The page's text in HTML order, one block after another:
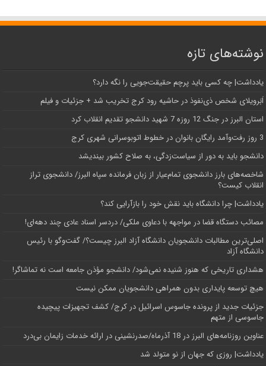
نوشته‌های تازه
یادداشت| ‌چه کسی باید پرچم حقیقت‌جویی را نگه دارد؟
اَبَر‌ویلای شخص ذی‌نفوذ در حاشیه‌ رود کرج تخریب شد + جزئیات و فیلم
استان البرز در جنگ 12 روزه 7 شهید دانشجو تقدیم انقلاب کرد
3 روز رفت‌وآمد رایگان بانوان در خطوط اتوبوسرانی شهری کرج
دانشجو باید به دور از سیاست‌زدگی، به صلاح کشور بیندیشد
شاخصه‌های بارز دانشجوی تمام‌عیار از زبان فرمانده سپاه البرز/ دانشجوی تراز
انقلاب کیست؟
یادداشت| چرا دانشگاه باید نقش خود را بازآرایی کند؟
مصائب دستگاه قضا در مواجهه با دعاوی ملکی/ دردسر اسناد عادی چند‌ دهه‌ای!
اصلی‌ترین مطالبات دانشجویان دانشگاه آزاد البرز چیست؟/ گفت‌وگو با رئیس
دانشگاه آز‌اد
هشداری تاریخی که هنوز شنیده نمی‌شود/ دانشجو مؤذن جامعه است نه تماشاگر!
هیچ توسعه پایداری بدون همراهی دانشجویان ممکن نیست
جزئیات جدید از پرونده جاسوس اسرائیل در کرج/‌ کشف تجهیزات پیچیده
جاسوسی از متهم
عناوین روزنامه‌های البرز در ‌18 آذرماه/صدرنشینی در ارائه خدمات زایمان بی‌درد
یادداشت| روزی که جهان از نو متولد شد